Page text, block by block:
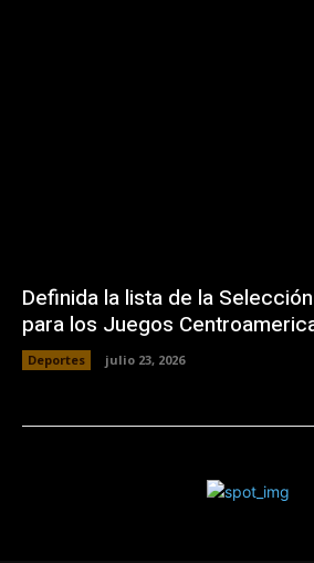
Definida la lista de la
para los Juegos
Deportes julio 23, 2026